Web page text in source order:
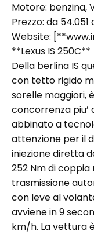
Motore: benzina,
Prezzo: da 54.051
Website:
**Lexus IS 250C**
Della berlina IS
con tetto rigido
sorelle maggiori,
concorrenza piu’
abbinato a
attenzione per il
iniezione diretta
252 Nm di
trasmissione
con leve al
avviene in 9
km/h. La vettura